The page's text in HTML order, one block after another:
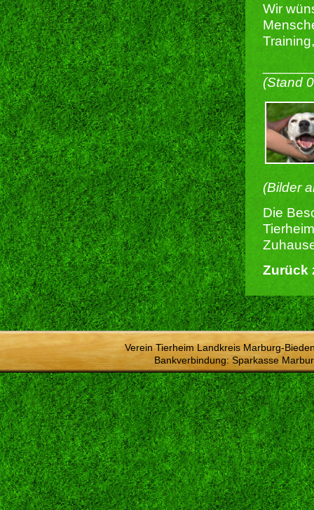
Wir
(Stand
(Bilder
Die
Zurück
Verein Tierheim Landkreis Marburg-
Bankverbindung: Sparkasse